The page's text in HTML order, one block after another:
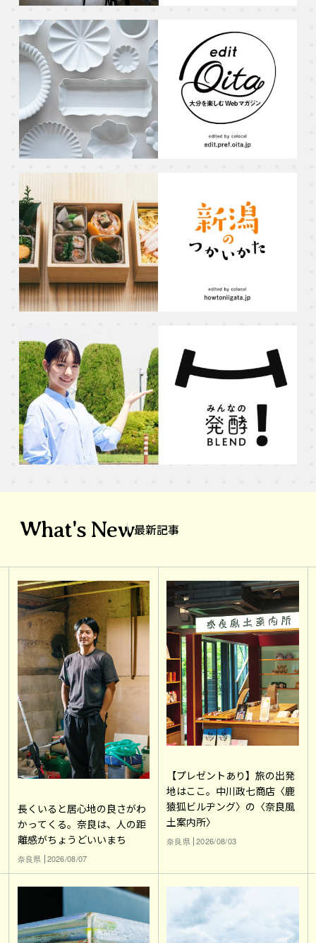
What's New最新記事
長くいると居心地の良さがわ
かってくる。奈良は、人の距
離感がちょうどいいまち
奈良県 2026/08/07
【プレゼントあり】旅の出発
地はここ。中川政七商店〈鹿
猿狐ビルヂング〉の〈奈良風
土案内所〉
奈良県 2026/08/03